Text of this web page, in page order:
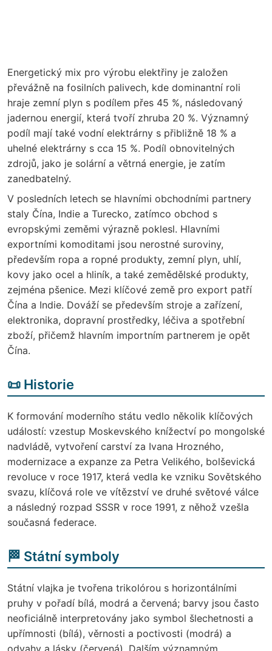
Energetický mix pro výrobu elektřiny je založen
převážně na fosilních palivech, kde dominantní roli
hraje zemní plyn s podílem přes 45 %, následovaný
jadernou energií, která tvoří zhruba 20 %. Významný
podíl mají také vodní elektrárny s přibližně 18 % a
uhelné elektrárny s cca 15 %. Podíl obnovitelných
zdrojů, jako je solární a větrná energie, je zatím
zanedbatelný.
V posledních letech se hlavními obchodními partnery
staly Čína, Indie a Turecko, zatímco obchod s
evropskými zeměmi výrazně poklesl. Hlavními
exportními komoditami jsou nerostné suroviny,
především ropa a ropné produkty, zemní plyn, uhlí,
kovy jako ocel a hliník, a také zemědělské produkty,
zejména pšenice. Mezi klíčové země pro export patří
Čína a Indie. Dováží se především stroje a zařízení,
elektronika, dopravní prostředky, léčiva a spotřební
zboží, přičemž hlavním importním partnerem je opět
Čína.
📜 Historie
K formování moderního státu vedlo několik klíčových
událostí: vzestup Moskevského knížectví po mongolské
nadvládě, vytvoření carství za Ivana Hrozného,
modernizace a expanze za Petra Velikého, bolševická
revoluce v roce 1917, která vedla ke vzniku Sovětského
svazu, klíčová role ve vítězství ve druhé světové válce
a následný rozpad SSSR v roce 1991, z něhož vzešla
současná federace.
🏁 Státní symboly
Státní vlajka je tvořena trikolórou s horizontálními
pruhy v pořadí bílá, modrá a červená; barvy jsou často
neoficiálně interpretovány jako symbol šlechetnosti a
upřímnosti (bílá), věrnosti a poctivosti (modrá) a
odvahy a lásky (červená). Dalším významným